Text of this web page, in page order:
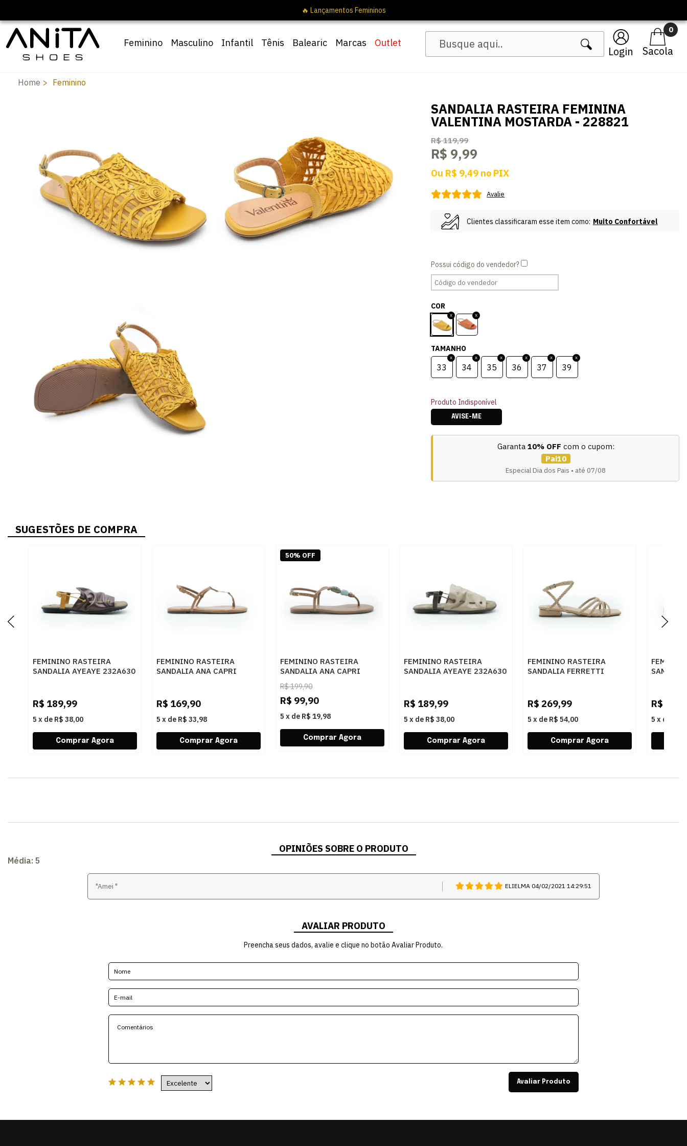
Login
0
Feminino Masculino Infantil Tênis Balearic Marcas Outlet
Home Feminino
SANDALIA RASTEIRA FEMININA
VALENTINA MOSTARDA - 228821
R$ 119,99
R$ 9,99
Ou R$ 9,49 no PIX
Avalie
Clientes classificaram esse item como: Muito Confortável
COR
TAMANHO
33 34 35 36 37 39
Produto Indisponível
AVISE-ME
Garanta 10% OFF com o cupom:
Pai10
Especial Dia dos Pais • até 07/08
SUGESTÕES DE COMPRA
FEMININO RASTEIRA
SANDALIA AYEAYE 232A630
R$ 189,99
5 x de R$ 38,00
FEMININO RASTEIRA
SANDALIA ANA CAPRI
R$ 169,90
5 x de R$ 33,98
FEMININO RASTEIRA
SANDALIA ANA CAPRI
C3029400270004 AC CUOIO
R$199,90
R$ 99,90
5 x de R$ 19,98
50% OFF
FEMININO RASTEIRA
SANDALIA AYEAYE 232A630
R$ 189,99
5 x de R$ 38,00
FEMININO RASTEIRA
SANDALIA FERRETTI
R$ 269,99
5 x de R$ 54,00
R$
5 x de
OPINIÕES SOBRE O PRODUTO
Média: 5
"Amei " ELIELMA 04/02/2021 14:29:51
AVALIAR PRODUTO
Preencha seus dados, avalie e clique no botão Avaliar Produto.
Avaliar Produto